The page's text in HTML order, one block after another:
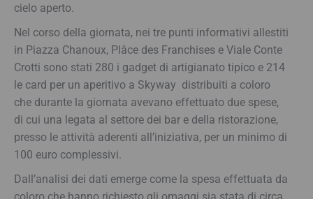
cielo aperto.
Nel corso della giornata, nei tre punti informativi allestiti
in Piazza Chanoux, Plâce des Franchises e Viale Conte
Crotti sono stati 280 i gadget di artigianato tipico e 214
le card per un aperitivo a Skyway distribuiti a coloro
che durante la giornata avevano effettuato due spese,
di cui una legata al settore dei bar e della ristorazione,
presso le attività aderenti all’iniziativa, per un minimo di
100 euro complessivi.
Dall’analisi dei dati emerge come la spesa effettuata da
coloro che hanno richiesto gli omaggi sia stata di circa